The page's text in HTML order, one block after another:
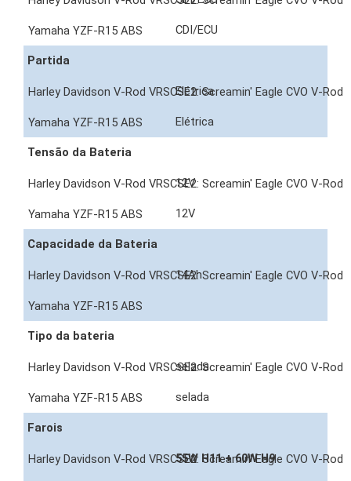
CDI/ECU
Partida
Elétrica
Elétrica
Tensão da Bateria
12V
12V
Capacidade da Bateria
14Ah
Tipo da bateria
selada
selada
Farois
55W H11 + 60W H9